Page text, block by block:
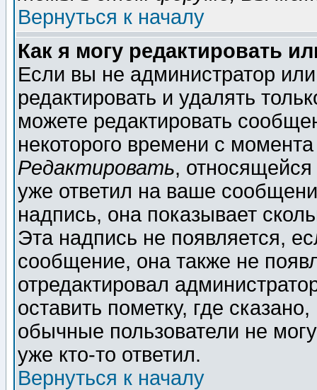
Вернуться к началу
Как я могу редактировать
Если вы не администратор
редактировать и удалять
можете редактировать
некоторого времени с
Редактировать,
уже ответил на ваше
надпись, она показывает
Эта надпись не появляется,
сообщение, она также не
отредактировал
оставить пометку, где
обычные пользователи не
уже кто-то ответил.
Вернуться к началу